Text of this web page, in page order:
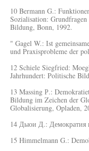
10 Bermann G.:
Sozialisation:
Bildung, Bonn, 1992.
" Gagel W.: Ist
und Praxisprobleme der
12 Schiele Siegfried:
Jahrhundert: Politische
13 Massing Р.:
Bildung im Zeichen der
Globalisierung, Opladen,
14 Дыои Д.: Демократия
15 Himmelmann G.: